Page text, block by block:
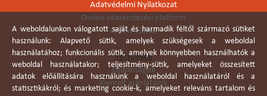
Adatvédelmi Nyilatkozat
Online vitarendezési platform
Online elállás
Termékek
Újdonságok
Kiemelt ajánlataink
A weboldalunkon válogatott saját és harmadik féltől származó sütiket
használunk: Alapvető sütik, amelyek szükségesek a weboldal
használatához; funkcionális sütik, amelyek könnyebben használhatók a
weboldal használatakor; teljesítmény-sütik, amelyeket összesített
adatok előállítására használunk a weboldal használatáról és a
statisztikákról; és marketing cookie-k, amelyeket releváns tartalom és